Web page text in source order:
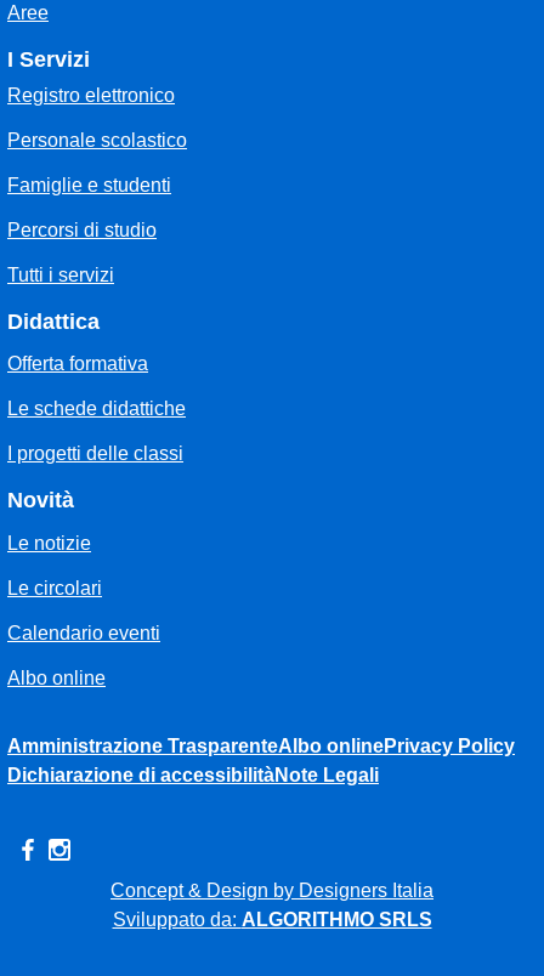
Aree
I Servizi
Registro elettronico
Personale scolastico
Famiglie e studenti
Percorsi di studio
Tutti i servizi
Didattica
Offerta formativa
Le schede didattiche
I progetti delle classi
Novità
Le notizie
Le circolari
Calendario eventi
Albo online
Amministrazione TrasparenteAlbo onlinePrivacy Policy
Dichiarazione di accessibilitàNote Legali
Concept & Design by Designers Italia
Sviluppato da: ALGORITHMO SRLS